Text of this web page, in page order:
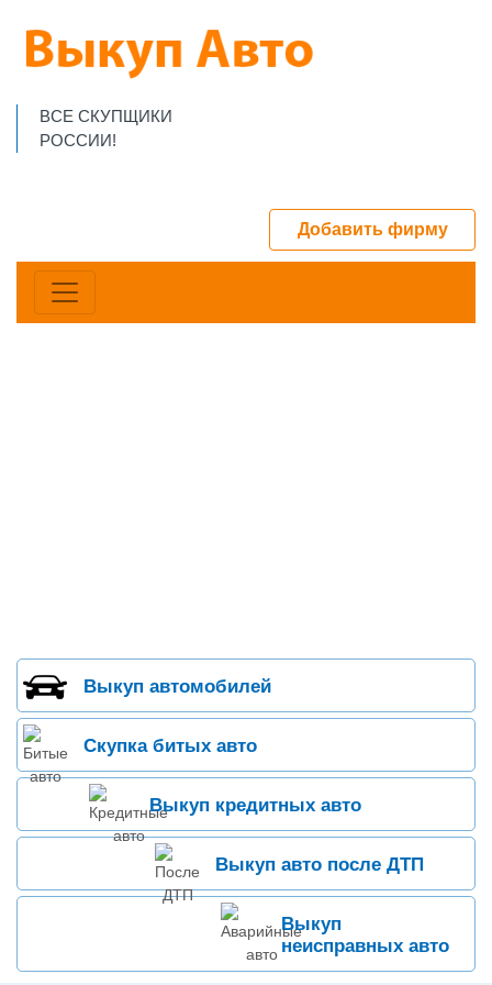
ВСЕ СКУПЩИКИ
РОССИИ!
Добавить фирму
Выкуп автомобилей
Скупка битых авто
Выкуп кредитных авто
Выкуп авто после ДТП
Выкуп
неисправных авто